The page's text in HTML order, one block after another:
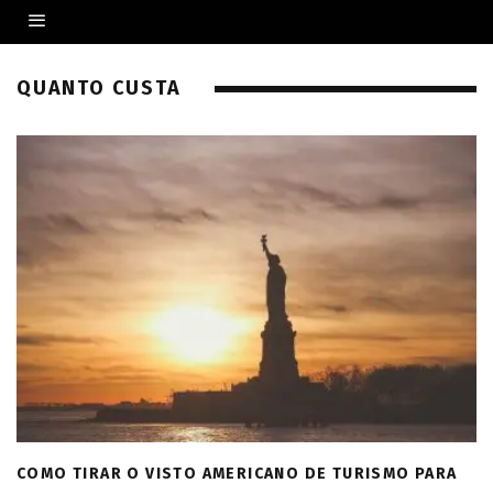
QUANTO CUSTA
COMO TIRAR O VISTO AMERICANO DE TURISMO PARA